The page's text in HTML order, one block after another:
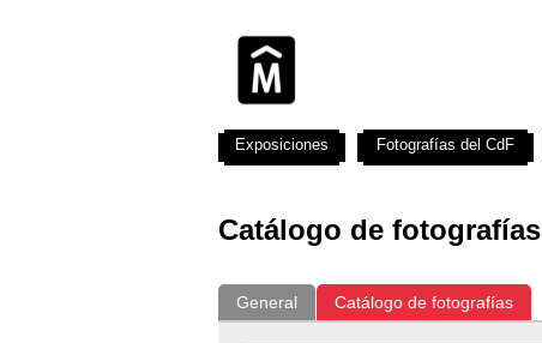
Catálogo de fotografías
General Catálogo de fotografías
Exposiciones Fotografías del CdF